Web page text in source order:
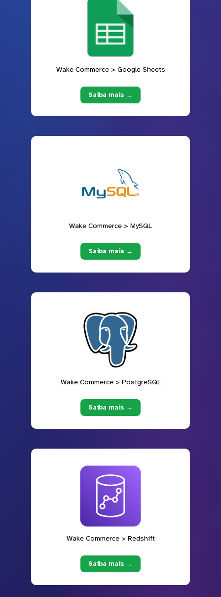
Wake Commerce > Google Sheets
Saiba mais →
Wake Commerce > MySQL
Saiba mais →
Wake Commerce > PostgreSQL
Saiba mais →
Wake Commerce > Redshift
Saiba mais →